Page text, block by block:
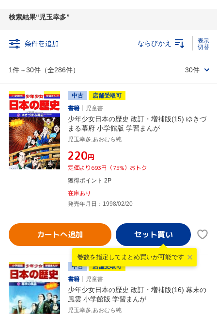
検索結果 児玉幸多
条件を追加
1件～30件（全286件）
ならびかえ
30件
中古
店舗受取可
書籍
児童書
少年少女日本の歴史 改訂・増補版(15) ゆきづ
まる幕府 小学館版 学習まんが
児玉幸多,あおむら純
¥220円
定価より693円（75%）おトク
獲得ポイント 2P
在庫あり
発売年月日：1998/02/20
カートへ追加
巻数を指定して まとめ買いが可能です
中古
店舗受取可
書籍
児童書
少年少女日本の歴史 改訂・増補版(16) 幕末の
風雲 小学館版 学習まんが
児玉幸多,あおむら純